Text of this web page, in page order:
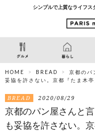
シンプルで上質なライフス
HOME BREAD
京都のパ
妥協を許さない。京都『たま木亭
BREAD 2020/08/29
京都のパン屋さんと
も妥協を許さない。